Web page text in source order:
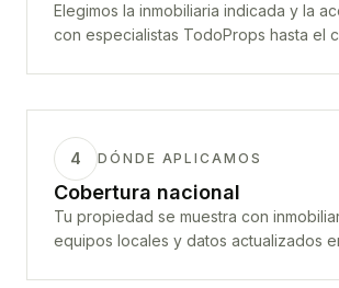
Elegimos la inmobiliaria indicada y la
con especialistas TodoProps hasta el
4 DÓNDE APLICAMOS
Cobertura nacional
Tu propiedad se muestra con
equipos locales y datos actualizados